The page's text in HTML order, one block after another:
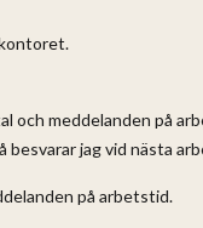
och meddelanden på
besvarar jag vid nästa
på arbetstid.